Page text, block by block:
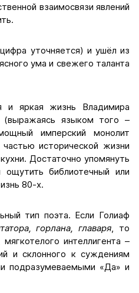
взаимосвязи явлений
уточняется) и ушёл из
ума и свежего таланта
и яркая жизнь Владимира
(выражаясь языком того –
имперский монолит
исторической жизни
Достаточно упомянуть
библиотечный или
80-х.
тип поэта. Если Голиаф
горлана, главаря, то
интеллигента –
и склонного к суждениям
подразумеваемыми «Да» и